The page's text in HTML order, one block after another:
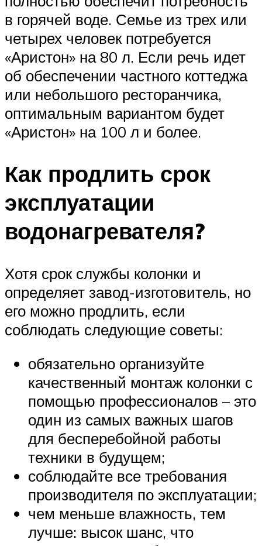
в горячей воде. Семье из трех или
четырех человек потребуется
«Аристон» на 80 л. Если речь идет
об обеспечении частного коттеджа
или небольшого ресторанчика,
оптимальным вариантом будет
«Аристон» на 100 л и более.
Как продлить срок
эксплуатации
водонагревателя?
Хотя срок службы колонки и
определяет завод-изготовитель, но
его можно продлить, если
соблюдать следующие советы:
обязательно организуйте
качественный монтаж колонки с
помощью профессионалов – это
один из самых важных шагов
для бесперебойной работы
техники в будущем;
соблюдайте все требования
производителя по эксплуатации;
чем меньше влажность, тем
лучше: высок шанс, что